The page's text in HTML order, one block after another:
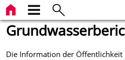
Die Information der